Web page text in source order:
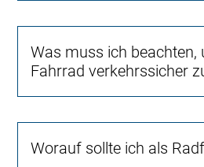
Was muss ich beachten,
Fahrrad verkehrssicher
Worauf sollte ich als